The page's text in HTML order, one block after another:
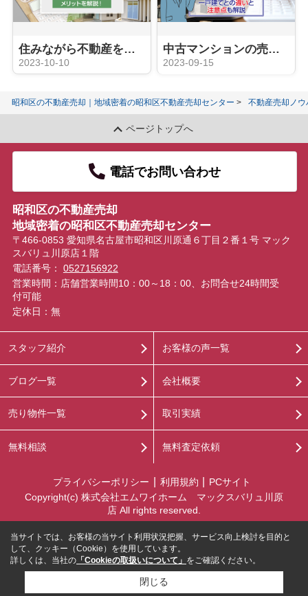
住みながら不動産を売却する方法とは？売却時の注意点やメリットを解説！
2023-10-10
中古マンションの売却にリースバックは可能？一戸建てとの違いと注意点も解説
2023-09-15
昭和区の不動産売却｜地域密着の昭和区不動産売却センター 不動産売却ノ
ページトップへ
電話でお問い合わせ
昭和区の不動産売却
地域密着の昭和区不動産売却センター
〒466-0853 愛知県名古屋市昭和区川原通６丁目２番１号 マック
スバリュ川原店１階
電話番号： 0527156922
営業時間：店舗営業時間10：00～18：00、お問合せ24時間受
付可能
定休日：無
スタッフ紹介
ブログ一覧
売り物件一覧
無料相談
お客様の声一覧
会社概要
取引実績
無料査定依頼
プライバシーポリシー 利用規約
PCサイト
Copyright(c) 株式会社エムワイホーム マックスバリュ川原
店 All rights reserved.
当サイトでは、お客様の当サイト利用状況把握、サービス向上検討を目的と
して、クッキー（Cookie）を使用しています。
詳しくは、当社の 「Cookieの取扱いについて」 をご確認ください。
閉じる